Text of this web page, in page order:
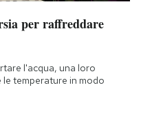
per raffreddare
l'acqua, una loro
temperature in modo